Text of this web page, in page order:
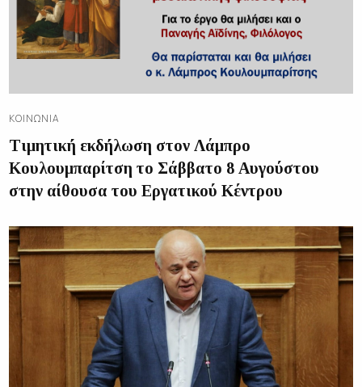
ΚΟΙΝΩΝΊΑ
Τιμητική εκδήλωση στον Λάμπρο
Κουλουμπαρίτση το Σάββατο 8 Αυγούστου
στην αίθουσα του Εργατικού Κέντρου